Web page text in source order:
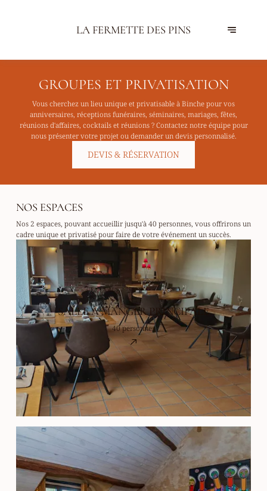
LA FERMETTE DES PINS
GROUPES ET PRIVATISATION
Vous cherchez un lieu unique et privatisable à Binche pour vos
anniversaires, réceptions funéraires, séminaires, mariages, fêtes,
réunions d'affaires, cocktails et réunions ? Contactez notre équipe pour
nous présenter votre projet ou demander un devis personnalisé.
DEVIS & RÉSERVATION
NOS ESPACES
Nos 2 espaces, pouvant accueillir jusqu'à 40 personnes, vous offrirons un
cadre unique et privatisé pour faire de votre événement un succès.
SALLE À MANGER PRINCIPALE
40 personnes